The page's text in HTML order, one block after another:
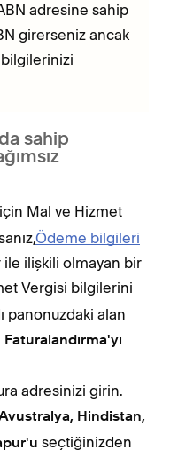
adresine sahip
girerseniz ancak
bilgilerinizi
sahip
Mal ve Hizmet
Ödeme bilgileri
ile ilişkili olmayan bir
Vergisi bilgilerini
panonuzdaki alan
Faturalandırma'yı
adresinizi girin.
Hindistan,
seçtiğinizden